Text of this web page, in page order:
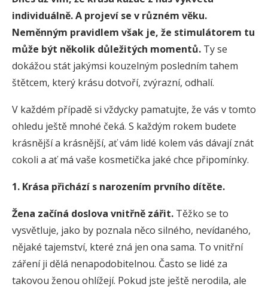
individuálně. A projeví se v různém věku.
Neměnným pravidlem však je, že stimulátorem tu
může být několik důležitých momentů. Ty se
dokážou stát jakýmsi kouzelným posledním tahem
štětcem, který krásu dotvoří, zvýrazní, odhalí.
V každém případě si vždycky pamatujte, že vás v tomto
ohledu ještě mnohé čeká. S každým rokem budete
krásnější a krásnější, ať vám lidé kolem vás dávají znát
cokoli a ať má vaše kosmetička jaké chce připomínky.
1. Krása přichází s narozením prvního dítěte.
Žena začíná doslova vnitřně zářit. Těžko se to
vysvětluje, jako by poznala něco silného, nevídaného,
nějaké tajemství, které zná jen ona sama. To vnitřní
záření ji dělá nenapodobitelnou. Často se lidé za
takovou ženou ohlížejí. Pokud jste ještě nerodila, ale